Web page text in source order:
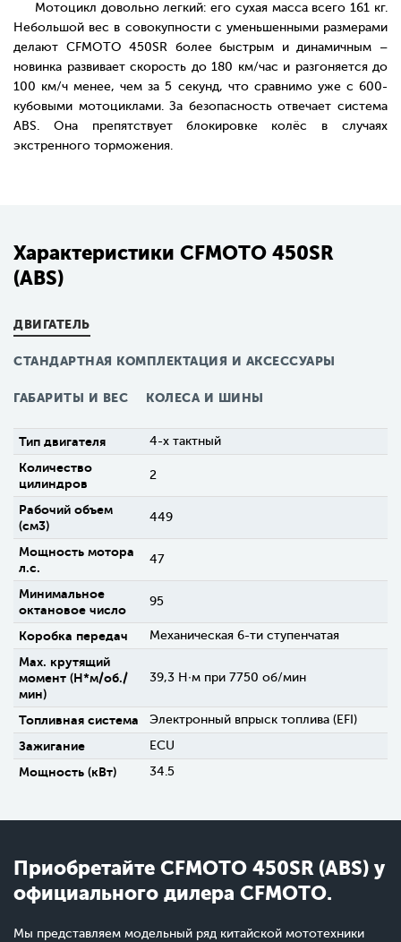
Мотоцикл довольно легкий: его сухая масса всего 161 кг.
Небольшой вес в совокупности с уменьшенными размерами
делают CFMOTO 450SR более быстрым и динамичным –
новинка развивает скорость до 180 км/час и разгоняется до
100 км/ч менее, чем за 5 секунд, что сравнимо уже с 600-
кубовыми мотоциклами. За безопасность отвечает система
ABS. Она препятствует блокировке колёс в случаях
экстренного торможения.
Характеристики CFMOTO 450SR
(ABS)
ДВИГАТЕЛЬ
СТАНДАРТНАЯ КОМПЛЕКТАЦИЯ И АКСЕССУАРЫ
ГАБАРИТЫ И ВЕС КОЛЕСА И ШИНЫ
Тип двигателя 4-х тактный
Количество
цилиндров
2
Рабочий объем
(см3)
449
Мощность мотора
л.с.
47
Минимальное
октановое число
95
Коробка передач Механическая 6-ти ступенчатая
Max. крутящий
момент (H*м/об./
мин)
39,3 Н∙м при 7750 об/мин
Топливная система Электронный впрыск топлива (EFI)
Зажигание ECU
Мощность (кВт) 34.5
Приобретайте CFMOTO 450SR (ABS) у
официального дилера CFMOTO.
Мы представляем модельный ряд китайской мототехники